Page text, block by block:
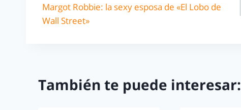
Margot Robbie: la sexy esposa de «El Lobo de
Wall Street»
También te puede interesar: